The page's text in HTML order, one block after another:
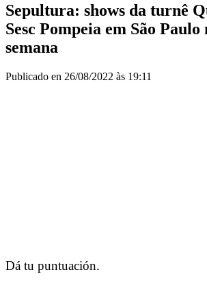
Sepultura: shows da turnê
Sesc Pompeia em São
semana
Publicado en 26/08/2022 às 19:11
Dá tu puntuación.